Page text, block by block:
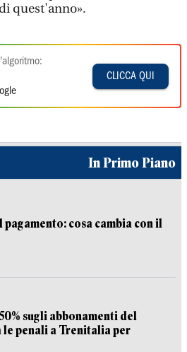
quest'anno».
CLICCA QUI
In Primo Piano
cosa cambia con il
sugli abbonamenti del
le penali a Trenitalia per